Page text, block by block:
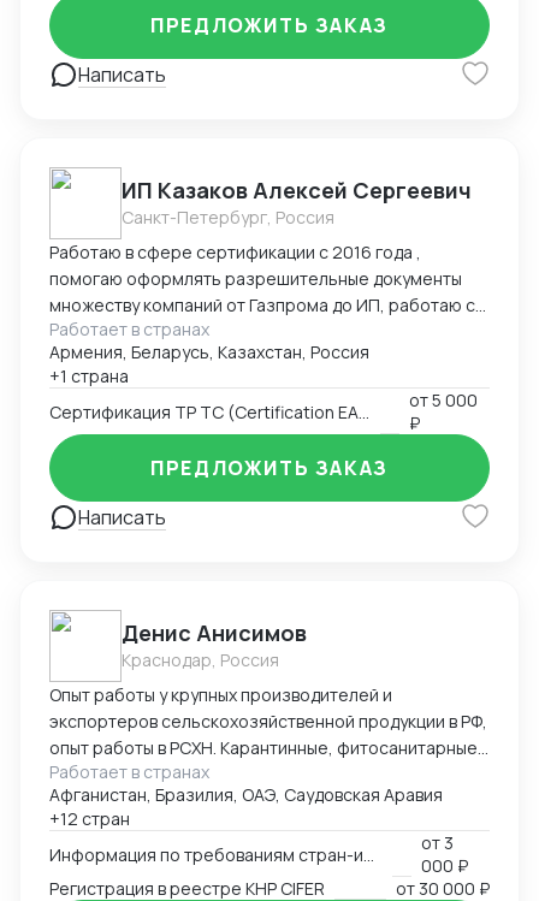
Написать
ПРЕДЛОЖИТЬ ЗАКАЗ
ИП Казаков Алексей Сергеевич
Санкт-Петербург, Россия
Работаю в сфере сертификации с 2016 года ,
помогаю оформлять разрешительные документы
множеству компаний от Газпрома до ИП, работаю с
таможенными брокерами
Работает в странах
Армения, Беларусь, Казахстан, Россия
+1 страна
от5 000
₽
Написать
ПРЕДЛОЖИТЬ ЗАКАЗ
Денис Анисимов
Краснодар, Россия
Опыт работы у крупных производителей и
экспортеров сельскохозяйственной продукции в РФ,
опыт работы в РСХН. Карантинные, фитосанитарные,
ветеринарные и иные сертификаты. Взаимодействие
с лабораториями, госорганами, сюрвейерами,
фумигаторами и т.д. Работа в ГИС Аргус-фито,
Меркурий, Цербер. Аттестация предприятия для
экспорта.
Работает в странах
Афганистан, Бразилия, ОАЭ, Саудовская Аравия
+12 стран
от 3
000 ₽
Регистрация в реестре КНР CIFER
от 30 000 ₽